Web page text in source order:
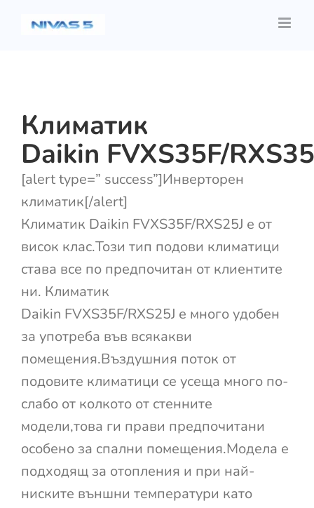
Климатик
Daikin FVXS35F/
[alert type=” success”]Инверторен
климатик[/alert]
Климатик Daikin FVXS35F/RXS25J е от
висок клас.Този тип подови климатици
става все по предпочитан от клиентите
ни. Климатик
Daikin FVXS35F/RXS25J е много удобен
за употреба във всякакви
помещения.Въздушния поток от
подовите климатици се усеща много по-
слабо от колкото от стенните
модели,това ги прави предпочитани
особено за спални помещения.Модела е
подходящ за отопления и при най-
ниските външни температури като